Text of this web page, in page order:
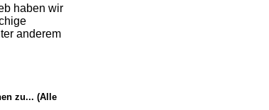
haben wir
anderem
zu... (Alle